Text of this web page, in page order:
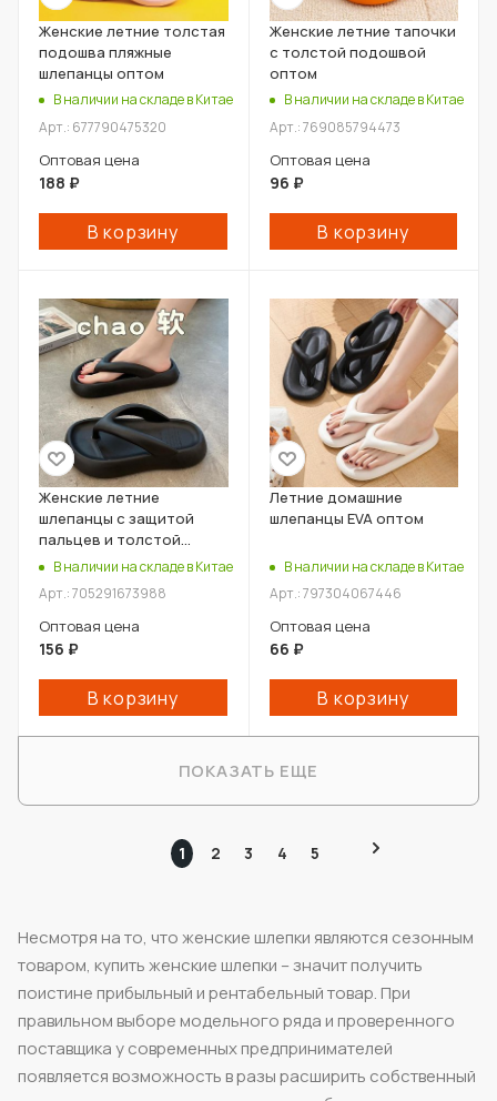
Женские летние толстая
подошва пляжные
шлепанцы оптом
В наличии на складе в Китае
Арт.: 677790475320
Оптовая цена
188 ₽
В корзину
Женские летние тапочки
с толстой подошвой
оптом
В наличии на складе в Китае
Арт.: 769085794473
Оптовая цена
96 ₽
В корзину
Женские летние
шлепанцы с защитой
пальцев и толстой
подошвой оптом
В наличии на складе в Китае
Арт.: 705291673988
Оптовая цена
156 ₽
В корзину
Летние домашние
шлепанцы EVA оптом
В наличии на складе в Китае
Арт.: 797304067446
Оптовая цена
66 ₽
В корзину
ПОКАЗАТЬ ЕЩЕ
1 2 3 4 5
Несмотря на то, что женские шлепки являются сезонным
товаром, купить женские шлепки – значит получить
поистине прибыльный и рентабельный товар. При
правильном выборе модельного ряда и проверенного
поставщика у современных предпринимателей
появляется возможность в разы расширить собственный